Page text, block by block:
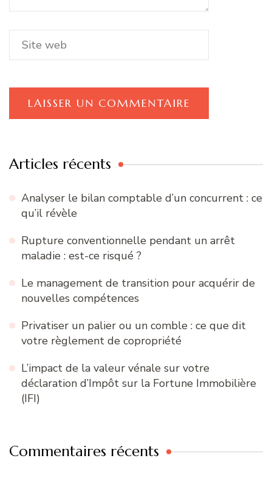
Articles récents
Analyser le bilan comptable d’un concurrent : ce
qu’il révèle
Rupture conventionnelle pendant un arrêt
maladie : est-ce risqué ?
Le management de transition pour acquérir de
nouvelles compétences
Privatiser un palier ou un comble : ce que dit
votre règlement de copropriété
L’impact de la valeur vénale sur votre
déclaration d’Impôt sur la Fortune Immobilière
(IFI)
Commentaires récents